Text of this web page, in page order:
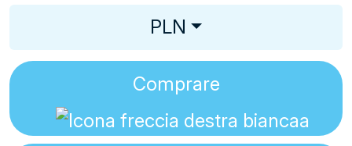
PLN
Comprare